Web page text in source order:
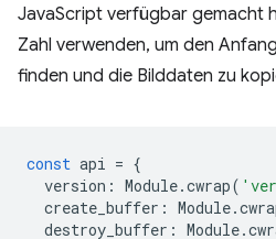
JavaScript verfügbar gemacht
Zahl verwenden, um den
finden und die Bilddaten zu
const api = {
version : Module.cwrap(
create_buffer : Module.
destroy_buffer : Module.